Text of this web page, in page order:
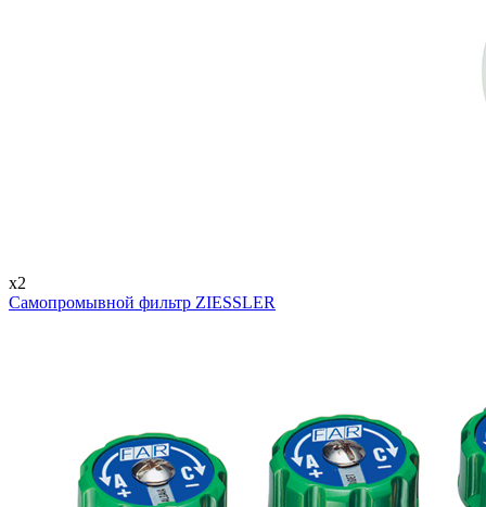
x2
Самопромывной фильтр ZIESSLER